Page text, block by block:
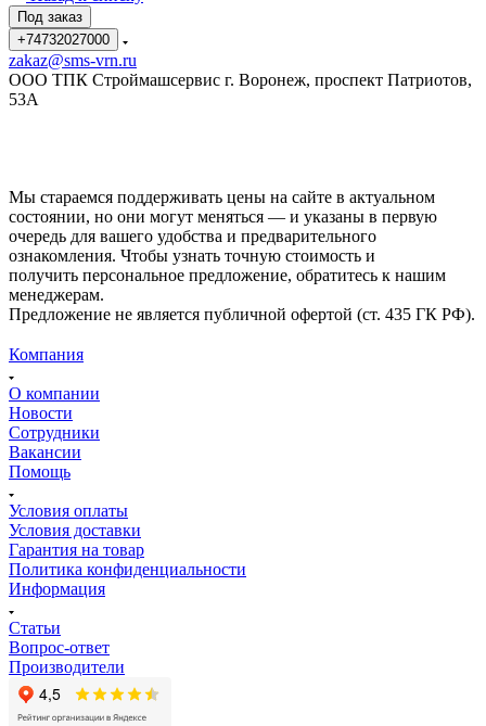
Под заказ
+74732027000
zakaz@sms-vrn.ru
ООО ТПК Строймашсервис г. Воронеж, проспект Патриотов,
53А
Мы стараемся поддерживать цены на сайте в актуальном
состоянии, но они могут меняться — и указаны в первую
очередь для вашего удобства и предварительного
ознакомления. Чтобы узнать точную стоимость и
получить персональное предложение, обратитесь к нашим
менеджерам.
Предложение не является публичной офертой (ст. 435 ГК РФ).
Компания
О компании
Новости
Сотрудники
Вакансии
Помощь
Условия оплаты
Условия доставки
Гарантия на товар
Политика конфиденциальности
Информация
Статьи
Вопрос-ответ
Производители